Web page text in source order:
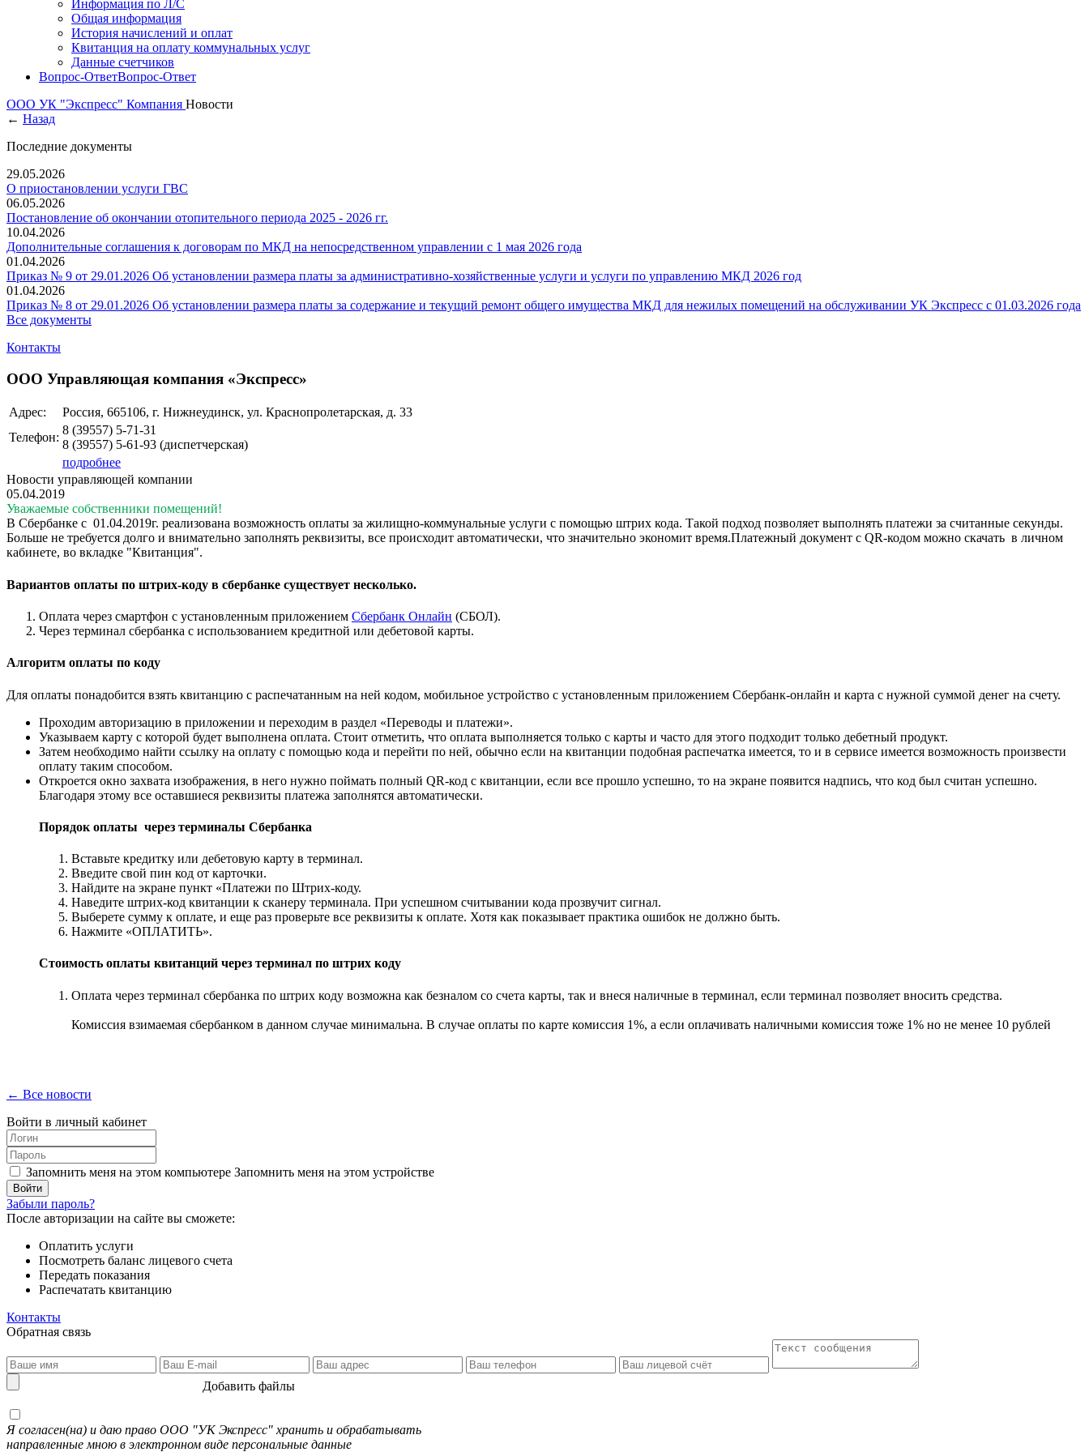
Информация по Л/С
Общая информация
История начислений и оплат
Квитанция на оплату коммунальных услуг
Данные счетчиков
Вопрос-ОтветВопрос-Ответ
ООО УК "Экспресс" Компания Новости
← Назад
Последние документы
29.05.2026
О приостановлении услуги ГВС
06.05.2026
Постановление об окончании отопительного периода 2025 - 2026 гг.
10.04.2026
Дополнительные соглашения к договорам по МКД на непосредственном управлении с 1 мая 2026 года
01.04.2026
Приказ № 9 от 29.01.2026 Об установлении размера платы за административно-хозяйственные услуги и услуги по управлению МКД 2026 год
01.04.2026
Приказ № 8 от 29.01.2026 Об установлении размера платы за содержание и текущий ремонт общего имущества МКД для нежилых помещений на обслуживании УК Экспресс с 01.03.2026 года
Все документы
Контакты
ООО Управляющая компания «Экспресс»
Адрес:
Россия, 665106, г. Нижнеудинск, ул. Краснопролетарская, д. 33
Телефон:
8 (39557) 5-71-31
8 (39557) 5-61-93 (диспетчерская)
подробнее
Новости управляющей компании
05.04.2019
Уважаемые собственники помещений!
В Сбербанке с 01.04.2019г. реализована возможность оплаты за жилищно-коммунальные услуги с помощью штрих кода. Такой подход позволяет выполнять платежи за считанные секунды.
Больше не требуется долго и внимательно заполнять реквизиты, все происходит автоматически, что значительно экономит время.Платежный документ с QR-кодом можно скачать в личном
кабинете, во вкладке "Квитанция".
Вариантов оплаты по штрих-коду в сбербанке существует несколько.
Оплата через смартфон с установленным приложением Сбербанк Онлайн (СБОЛ).
Через терминал сбербанка с использованием кредитной или дебетовой карты.
Алгоритм оплаты по коду
Для оплаты понадобится взять квитанцию с распечатанным на ней кодом, мобильное устройство с установленным приложением Сбербанк-онлайн и карта с нужной суммой денег на счету.
Проходим авторизацию в приложении и переходим в раздел «Переводы и платежи».
Указываем карту с которой будет выполнена оплата. Стоит отметить, что оплата выполняется только с карты и часто для этого подходит только дебетный продукт.
Затем необходимо найти ссылку на оплату с помощью кода и перейти по ней, обычно если на квитанции подобная распечатка имеется, то и в сервисе имеется возможность произвести
оплату таким способом.
Откроется окно захвата изображения, в него нужно поймать полный QR-код с квитанции, если все прошло успешно, то на экране появится надпись, что код был считан успешно.
Благодаря этому все оставшиеся реквизиты платежа заполнятся автоматически.
Порядок оплаты через терминалы Сбербанка
Вставьте кредитку или дебетовую карту в терминал.
Введите свой пин код от карточки.
Найдите на экране пункт «Платежи по Штрих-коду.
Наведите штрих-код квитанции к сканеру терминала. При успешном считывании кода прозвучит сигнал.
Выберете сумму к оплате, и еще раз проверьте все реквизиты к оплате. Хотя как показывает практика ошибок не должно быть.
Нажмите «ОПЛАТИТЬ».
Стоимость оплаты квитанций через терминал по штрих коду
Оплата через терминал сбербанка по штрих коду возможна как безналом со счета карты, так и внеся наличные в терминал, если терминал позволяет вносить средства.
Комиссия взимаемая сбербанком в данном случае минимальна. В случае оплаты по карте комиссия 1%, а если оплачивать наличными комиссия тоже 1% но не менее 10 рублей
← Все новости
Войти в личный кабинет
Запомнить меня на этом компьютере Запомнить меня на этом устройстве
Забыли пароль?
После авторизации на сайте вы сможете:
Оплатить услуги
Посмотреть баланс лицевого счета
Передать показания
Распечатать квитанцию
Контакты
Обратная связь
Добавить файлы
Я согласен(на) и даю право ООО "УК Экспресс" хранить и обрабатывать
направленные мною в электронном виде персональные данные